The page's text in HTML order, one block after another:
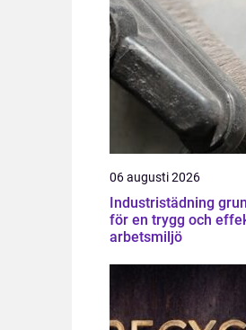
06 augusti 2026
Industristädning grunden
för en trygg och
arbetsmiljö